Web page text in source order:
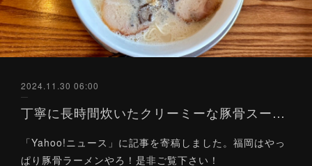
2024.11.30 06:00
丁寧に長時間炊いたクリーミーな豚骨スープ 住宅街に現れた「ガレージ」で味わう博多ラーメンとは？（Yahoo!ニュース）11/30
「Yahoo!ニュース」に記事を寄稿しました。福岡はやっ
ぱり豚骨ラーメンやろ！是非ご覧下さい！